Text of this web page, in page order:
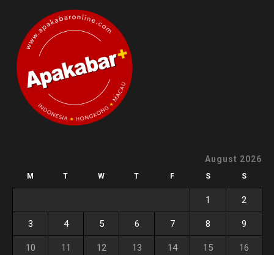
August 2026
M T W T F S S
1 2
3 4 5 6 7 8 9
10 11 12 13 14 15 16